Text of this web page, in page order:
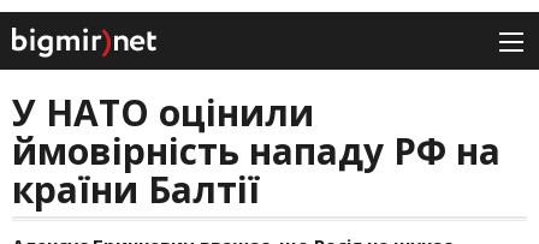
У НАТО оцінили
ймовірність нападу РФ на
країни Балтії